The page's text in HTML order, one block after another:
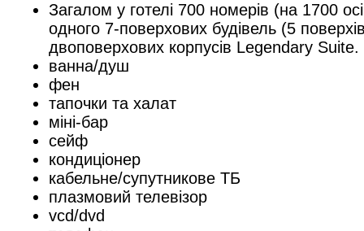
Загалом у готелі 700 номерів (на 1700
одного 7-поверхових будівель (5
двоповерхових корпусів Legendary Suite.
ванна/душ
фен
тапочки та халат
міні-бар
сейф
кондиціонер
кабельне/супутникове ТБ
плазмовий телевізор
vcd/dvd